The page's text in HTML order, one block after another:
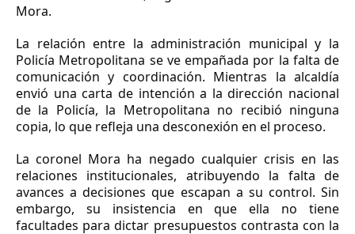
Mora.
La relación entre la administración municipal y la
Policía Metropolitana se ve empañada por la falta de
comunicación y coordinación. Mientras la alcaldía
envió una carta de intención a la dirección nacional
de la Policía, la Metropolitana no recibió ninguna
copia, lo que refleja una desconexión en el proceso.
La coronel Mora ha negado cualquier crisis en las
relaciones institucionales, atribuyendo la falta de
avances a decisiones que escapan a su control. Sin
embargo, su insistencia en que ella no tiene
facultades para dictar presupuestos contrasta con la